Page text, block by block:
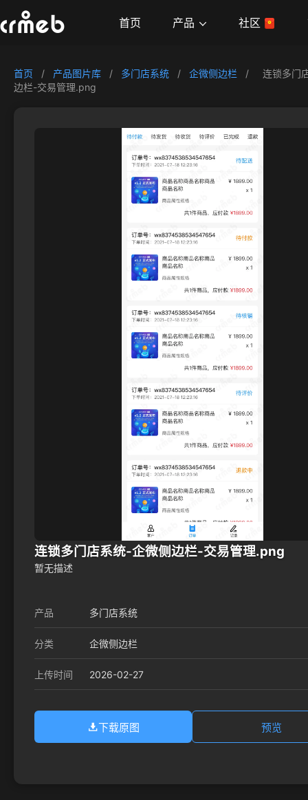
首页 产品 社区
首页 / 产品图片库 / 多门店系统 / 企微侧边栏 /
连锁多门
边栏-交易管理.png
连锁多门店系统-企微侧边栏-交易管理.png
暂无描述
产品 多门店系统
分类 企微侧边栏
上传时间 2026-02-27
下载原图 预览